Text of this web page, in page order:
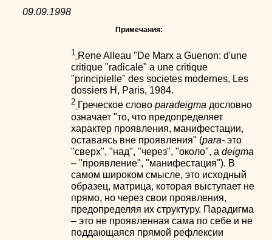
09.09.1998
Примечания:
1 Rene Alleau "De Marx a Guenon: d'une
critique "radicale" a une critique
"principielle" des societes modernes, Les
dossiers H, Paris, 1984.
2 Греческое словоparadeigma дословно
означает "то, что предопределяет
характер проявления, манифестации,
оставаясь вне проявления" (para- это
"сверх", "над", "через", "около", аdeigma
– "проявление", "манифестация"). В
самом широком смысле, это исходный
образец, матрица, которая выступает не
прямо, но через свои проявления,
предопределяя их структуру. Парадигма
– это не проявленная сама по себе и не
поддающаяся прямой рефлексии